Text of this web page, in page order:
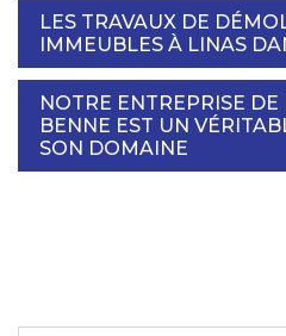
LES TRAVAUX DE
IMMEUBLES À LINAS
NOTRE ENTREPRISE
BENNE EST UN
SON DOMAINE